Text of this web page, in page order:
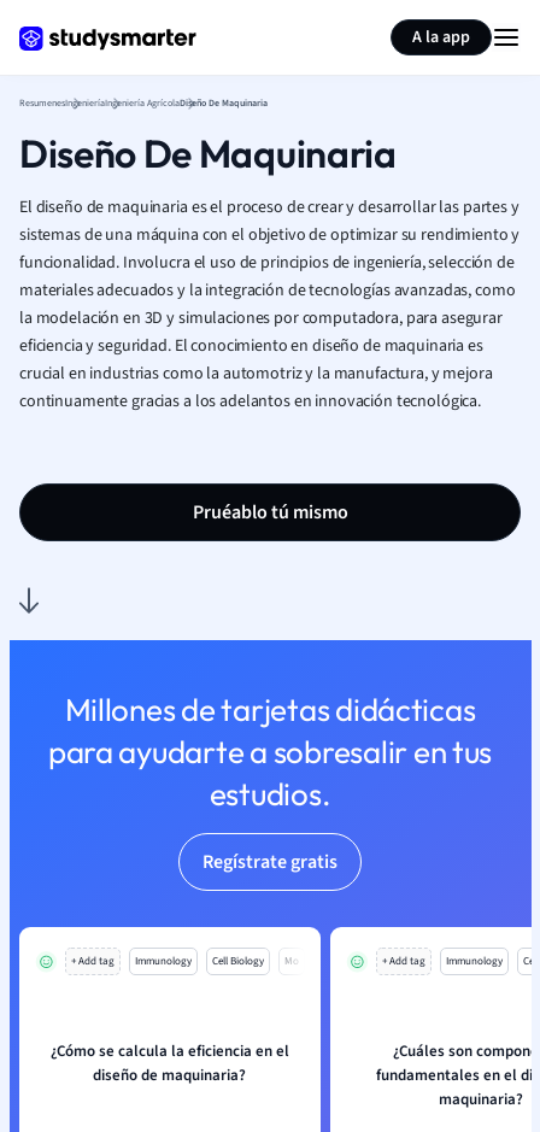
A la app
ResumenesIngenieríaIngeniería AgrícolaDiseño De Maquinaria
Diseño De Maquinaria
El diseño de maquinaria es el proceso de crear y desarrollar las partes y
sistemas de una máquina con el objetivo de optimizar su rendimiento y
funcionalidad. Involucra el uso de principios de ingeniería, selección de
materiales adecuados y la integración de tecnologías avanzadas, como
la modelación en 3D y simulaciones por computadora, para asegurar
eficiencia y seguridad. El conocimiento en diseño de maquinaria es
crucial en industrias como la automotriz y la manufactura, y mejora
continuamente gracias a los adelantos en innovación tecnológica.
Pruéablo tú mismo
Millones de tarjetas didácticas
para ayudarte a sobresalir en tus
estudios.
Regístrate gratis
+ Add tag Immunology Cell Biology Mo
¿Cómo se calcula la eficiencia en el
diseño de maquinaria?
+ Add tag Immunology
¿Cuáles son
fundamentales en el
maquinaria?
Resumir página